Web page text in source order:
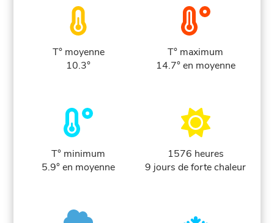
T° moyenne
10.3°
T° maximum
14.7° en moyenne
T° minimum
5.9° en moyenne
1576 heures
9 jours de forte chaleur